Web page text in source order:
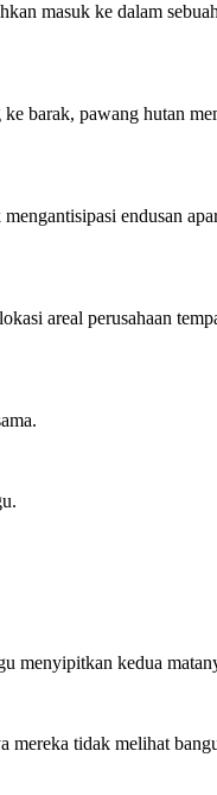
masuk ke dalam
barak, pawang hutan
endusan
areal perusahaan
menyipitkan kedua
tidak melihat